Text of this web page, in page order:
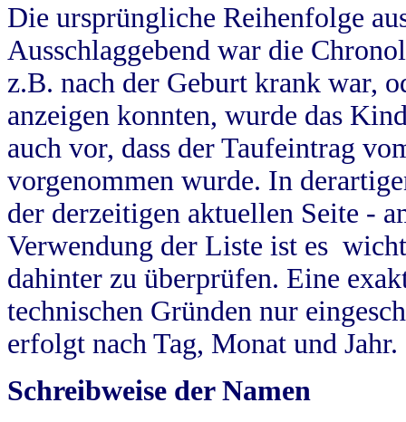
Die ursprüngliche Reihenfolge
Ausschlaggebend war die
z.B. nach der Geburt krank war,
anzeigen konnten, wurde das
auch vor, dass der Taufeintrag
vorgenommen wurde. In
der derzeitigen aktuellen Seite -
Verwendung der Liste ist es
dahinter zu überprüfen. Eine
technischen Gründen nur
erfolgt nach Tag, Monat und Jahr.
Schreibweise der Namen